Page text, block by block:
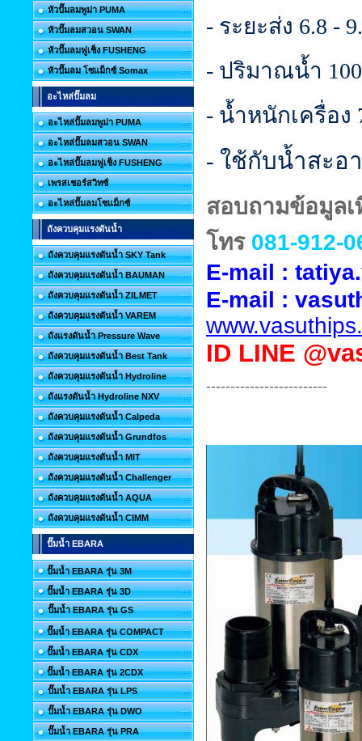
หัวปั๊มลมพูม่า PUMA
หัวปั๊มลมสวอน SWAN
หัวปั๊มลมฟูเช็ง FUSHENG
หัวปั๊มลม โซแม็กซ์ Somax
อะไหล่ปั๊มลม
อะไหล่ปั๊มลมพูม่า PUMA
อะไหล่ปั๊มลมสวอน SWAN
อะไหล่ปั๊มลมฟูเช็ง FUSHENG
เพรสเชอร์สวิทซ์
อะไหล่ปั๊มลมโซแม็กซ์
ถังควบคุมแรงดันน้ำ
ถังควบคุมแรงดันน้ำ SKY Tank
ถังควบคุมแรงดันน้ำ BAUMAN
ถังควบคุมแรงดันน้ำ ZILMET
ถังควบคุมแรงดันน้ำ VAREM
ถังแรงดันน้ำ Pressure Wave
ถังควบคุมแรงดันน้ำ Best Tank
ถังควบคุมแรงดันน้ำ Hydroline
ถังแรงดันน้ำ Hydroline NXV
ถังควบคุมแรงดันน้ำ Calpeda
ถังควบคุมแรงดันน้ำ Grundfos
ถังควบคุมแรงดันน้ำ MIT
ถังควบคุมแรงดันน้ำ Challenger
ถังควบคุมแรงดันน้ำ AQUA
ถังควบคุมแรงดันน้ำ CIMM
ปั๊มน้ำ EBARA
ปั๊มน้ำ EBARA รุ่น 3M
ปั๊มน้ำ EBARA รุ่น 3D
ปั๊มน้ำ EBARA รุ่น GS
ปั๊มน้ำ EBARA รุ่น COMPACT
ปั๊มน้ำ EBARA รุ่น CDX
ปั๊มน้ำ EBARA รุ่น 2CDX
ปั๊มน้ำ EBARA รุ่น LPS
ปั๊มน้ำ EBARA รุ่น DWO
ปั๊มน้ำ EBARA รุ่น PRA
- ระยะส่ง 6.8 -
- ปริมาณน้ำ
- น้ำหนักเครื่อง
- ใช้กับน้ำสะอ
สอบถามข้อมูลเ
โทร 081-912-
E-mail :
E-mail :
ID LINE
-------------------------